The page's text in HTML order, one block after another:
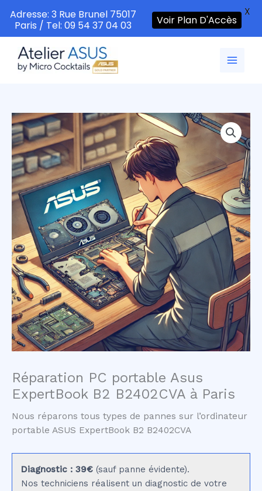
contenu
Réparation PC portable Asus
ExpertBook B2 B2402CVA à Paris
Nous réparons tous types de pannes sur l’ordinateur
portable ASUS ExpertBook B2 B2402CVA
Diagnostic : 39€ (sauf panne évidente).
Nos techniciens réalisent un diagnostic de votre
Adresse: 3 Rue Brunel 75017
Paris / Tel: 09 54 37 04 03
Voir Plan D'Accès
X